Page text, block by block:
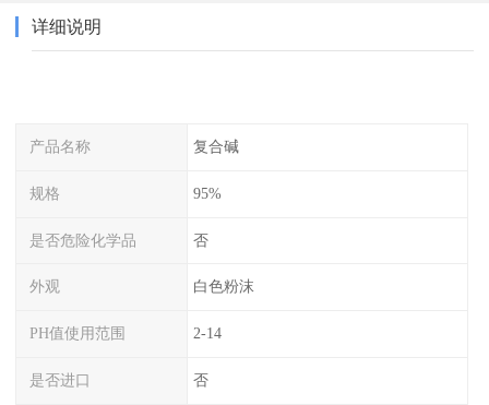
详细说明
产品名称 复合碱
规格 95%
是否危险化学品 否
外观 白色粉沫
PH值使用范围 2-14
是否进口 否